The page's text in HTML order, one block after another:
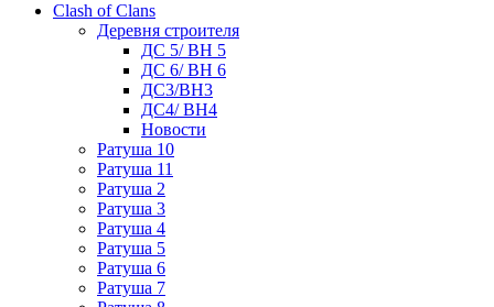
Clash of Clans
Деревня строителя
ДС 5/ BH 5
ДС 6/ BH 6
ДС3/BH3
ДС4/ BH4
Новости
Ратуша 10
Ратуша 11
Ратуша 2
Ратуша 3
Ратуша 4
Ратуша 5
Ратуша 6
Ратуша 7